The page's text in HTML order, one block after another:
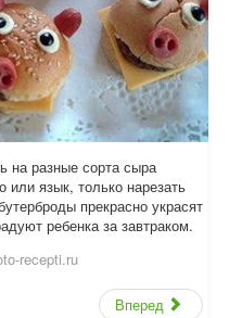
на разные сорта сыра
или язык, только нарезать
прекрасно украсят
ребенка за завтраком.
recepti.ru
Вперед